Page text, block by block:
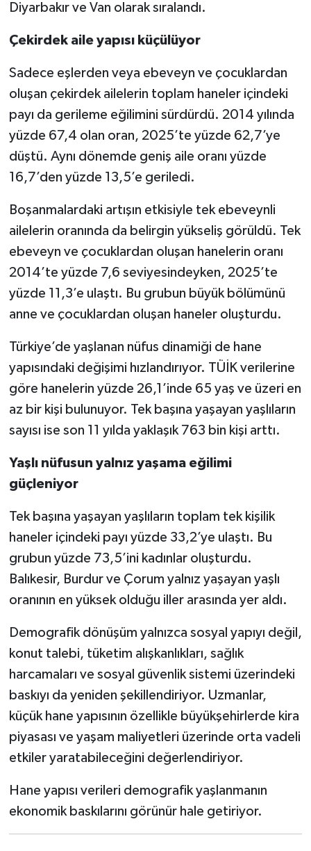
Diyarbakır ve Van olarak sıralandı.
Çekirdek aile yapısı küçülüyor
Sadece eşlerden veya ebeveyn ve çocuklardan
oluşan çekirdek ailelerin toplam haneler içindeki
payı da gerileme eğilimini sürdürdü. 2014 yılında
yüzde 67,4 olan oran, 2025’te yüzde 62,7’ye
düştü. Aynı dönemde geniş aile oranı yüzde
16,7’den yüzde 13,5’e geriledi.
Boşanmalardaki artışın etkisiyle tek ebeveynli
ailelerin oranında da belirgin yükseliş görüldü. Tek
ebeveyn ve çocuklardan oluşan hanelerin oranı
2014’te yüzde 7,6 seviyesindeyken, 2025’te
yüzde 11,3’e ulaştı. Bu grubun büyük bölümünü
anne ve çocuklardan oluşan haneler oluşturdu.
Türkiye’de yaşlanan nüfus dinamiği de hane
yapısındaki değişimi hızlandırıyor. TÜİK verilerine
göre hanelerin yüzde 26,1’inde 65 yaş ve üzeri en
az bir kişi bulunuyor. Tek başına yaşayan yaşlıların
sayısı ise son 11 yılda yaklaşık 763 bin kişi arttı.
Yaşlı nüfusun yalnız yaşama eğilimi
güçleniyor
Tek başına yaşayan yaşlıların toplam tek kişilik
haneler içindeki payı yüzde 33,2’ye ulaştı. Bu
grubun yüzde 73,5’ini kadınlar oluşturdu.
Balıkesir, Burdur ve Çorum yalnız yaşayan yaşlı
oranının en yüksek olduğu iller arasında yer aldı.
Demografik dönüşüm yalnızca sosyal yapıyı değil,
konut talebi, tüketim alışkanlıkları, sağlık
harcamaları ve sosyal güvenlik sistemi üzerindeki
baskıyı da yeniden şekillendiriyor. Uzmanlar,
küçük hane yapısının özellikle büyükşehirlerde kira
piyasası ve yaşam maliyetleri üzerinde orta vadeli
etkiler yaratabileceğini değerlendiriyor.
Hane yapısı verileri demografik yaşlanmanın
ekonomik baskılarını görünür hale getiriyor.